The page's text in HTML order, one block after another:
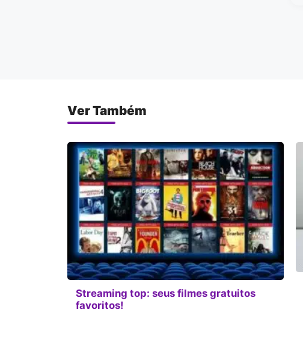
Ver Também
Streaming top: seus filmes gratuitos
favoritos!